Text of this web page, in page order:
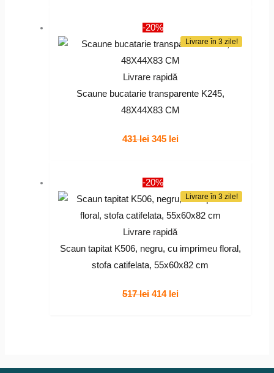
fost:
485 lei.
-20%
Livrare în 3 zile!
Livrare rapidă
Scaune bucatarie transparente K245,
48X44X83 CM
431lei Prețul
fost:
431 lei.
345 leiPrețul
-20%
Livrare în 3 zile!
Livrare rapidă
Scaun tapitat K506, negru, cu imprimeu floral,
stofa catifelata, 55x60x82 cm
517lei Prețul
414 leiPrețul